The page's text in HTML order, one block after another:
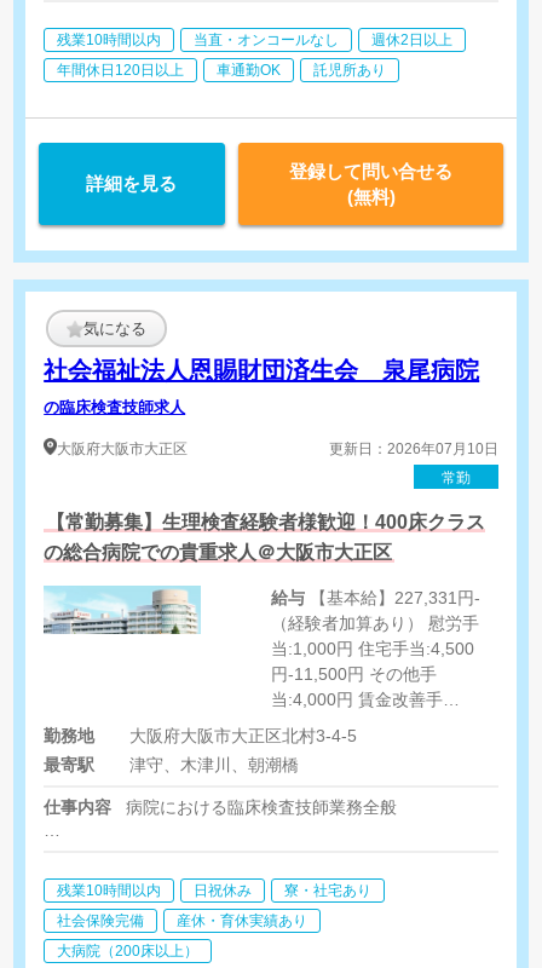
残業10時間以内 当直・オンコールなし
週休2日以上
年間休日120日以上
車通勤OK 託児所あり
詳細を見る
登録して問い合せる
(無料)
気になる
社会福祉法人恩賜財団済生会 泉尾病院
の臨床検査技師求人
大阪府大阪市大正区
更新日：2026年07月10日
常勤
【常勤募集】生理検査経験者様歓迎！400床クラス
の総合病院での貴重求人＠大阪市大正区
給与
（経験者加算あり） 慰労手
当:1,000円 住宅手当:4,500
円-11,500円 その他手
当:4,000円 賃金改善手
当:15,250円 夜勤手当:11,500
円/1回 夜勤慰労手当:1,000円
扶養手当:当院給与規定に基づ
き支給 通勤手当:全額支給 ※
当、職責手当、勤続手当等）
勤務地
大阪府大阪市大正区北村3-4-5
最寄駅
津守、木津川、朝潮橋
仕事内容 病院における臨床検査技師業務全般
【検体検査】輸血、細菌検査、生化学、血液、尿検査
残業10時間以内 日祝休み
寮・社宅あり
社会保険完備
産休・育休実績あり
大病院（200床以上）